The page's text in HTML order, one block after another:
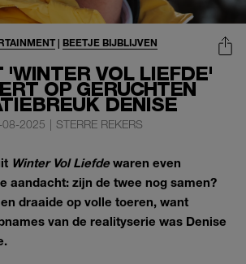
'WINTER VOL LIEFDE'
OP GERUCHTEN
DENISE
| BEETJE BIJBLIJVEN
2025 | STERRE REKERS
Winter Vol Liefdewaren even
aandacht: zijn de twee nog samen?
draaide op volle toeren, want
van de realityserie was Denise